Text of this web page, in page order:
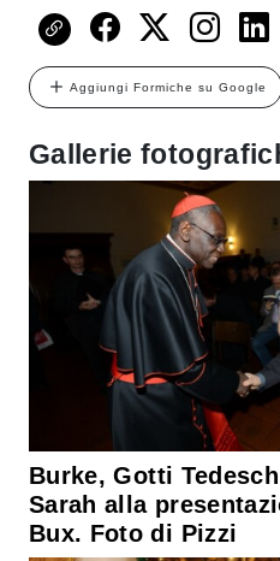
Aggiungi Formiche su Google
Gallerie
Burke, Gotti
Sarah alla
Bux. Foto di Pizzi